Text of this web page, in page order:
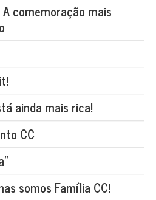
comemoração mais
ainda mais rica!
CC
somos Família CC!